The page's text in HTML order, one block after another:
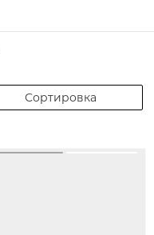
Сортировка